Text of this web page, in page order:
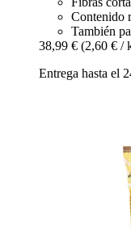
Contenido
También
38,99 € (2,60 € /
Entrega hasta el